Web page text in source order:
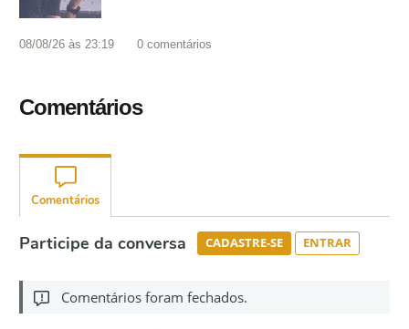
08/08/26 às 23:19 0 comentários
Comentários